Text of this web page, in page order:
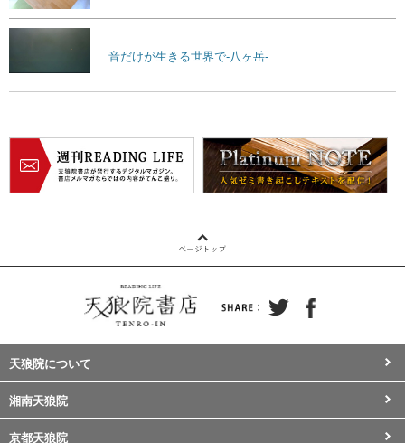
音だけが生きる世界で-八ヶ岳-
天狼院について
湘南天狼院
京都天狼院